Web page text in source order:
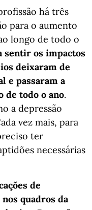
há três
para o aumento
longo de todo o
sentir os impactos
deixaram de
e passaram a
de todo o ano.
a depressão
vez mais, para
ter
necessárias
de
quadros da